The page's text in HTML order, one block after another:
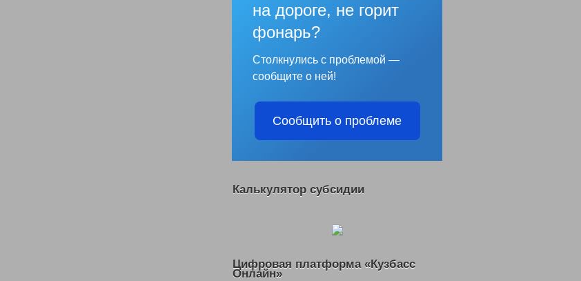
на дороге, не горит
фонарь?
Столкнулись с проблемой —
сообщите о ней!
Сообщить о проблеме
Калькулятор субсидии
Цифровая платформа «Кузбасс
Онлайн»